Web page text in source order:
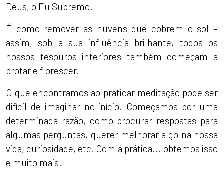
Deus, o Eu Supremo.
É como remover as nuvens que cobrem o sol –
assim, sob a sua influência brilhante, todos os
nossos tesouros interiores também começam a
brotar e florescer.
O que encontramos ao praticar meditação pode ser
difícil de imaginar no início. Começamos por uma
determinada razão, como procurar respostas para
algumas perguntas, querer melhorar algo na nossa
vida, curiosidade, etc. Com a prática... obtemos isso
e muito mais.